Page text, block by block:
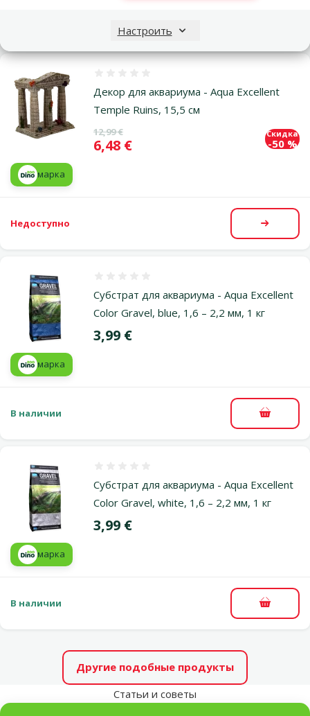
Настроить
Декор для аквариума - Aqua Excellent
Temple Ruins, 15,5 см
Исходная цена
12,99 €
Цена
6,48 €
Скидка
-50 %
марка
Недоступно
Субстрат для аквариума - Aqua Excellent
Color Gravel, blue, 1,6 – 2,2 мм, 1 кг
Цена
3,99 €
марка
В наличии В
Субстрат для аквариума - Aqua Excellent
Color Gravel, white, 1,6 – 2,2 мм, 1 кг
Цена
3,99 €
марка
В наличии В
Другие подобные продукты
Статьи и советы